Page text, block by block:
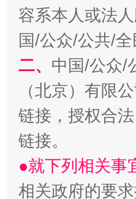
“刷贴”乱象丛生
容系本人或法
国/公众/公共/
二、 中国/公众/
（北京）有限
链接，授权合
链接。
●就下列相关事
相关政府的要